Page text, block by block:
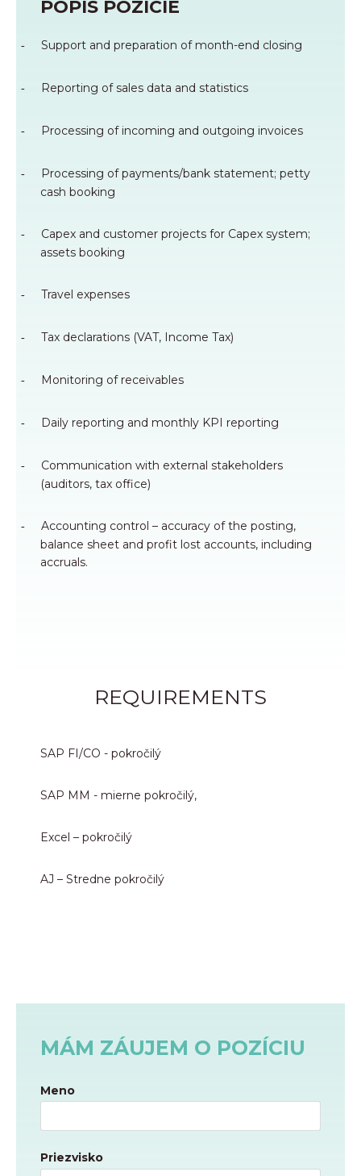
POPIS POZÍCIE
- Support and preparation of month-end closing
- Reporting of sales data and statistics
- Processing of incoming and outgoing invoices
-
Processing of payments/bank statement; petty
cash booking
-
Capex and customer projects for Capex system;
assets booking
- Travel expenses
- Tax declarations (VAT, Income Tax)
- Monitoring of receivables
- Daily reporting and monthly KPI reporting
-
Communication with external stakeholders
(auditors, tax office)
-
Accounting control – accuracy of the posting,
balance sheet and profit lost accounts, including
accruals.
REQUIREMENTS
SAP FI/CO - pokročilý
SAP MM - mierne pokročilý,
Excel – pokročilý
AJ – Stredne pokročilý
MÁM ZÁUJEM O POZÍCIU
Meno
Priezvisko